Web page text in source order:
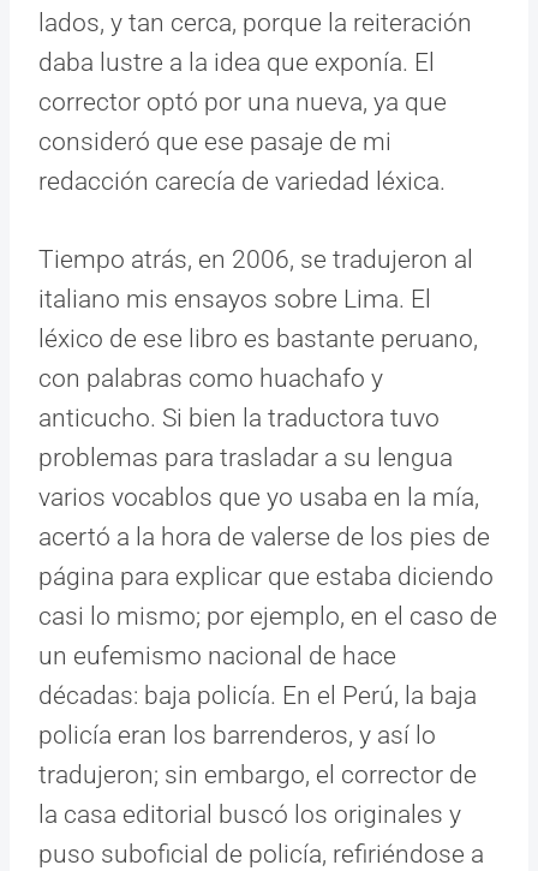
lados, y tan cerca, porque la reiteración
daba lustre a la idea que exponía. El
corrector optó por una nueva, ya que
consideró que ese pasaje de mi
redacción carecía de variedad léxica.
Tiempo atrás, en 2006, se tradujeron al
italiano mis ensayos sobre Lima. El
léxico de ese libro es bastante peruano,
con palabras como huachafo y
anticucho. Si bien la traductora tuvo
problemas para trasladar a su lengua
varios vocablos que yo usaba en la mía,
acertó a la hora de valerse de los pies de
página para explicar que estaba diciendo
casi lo mismo; por ejemplo, en el caso de
un eufemismo nacional de hace
décadas: baja policía. En el Perú, la baja
policía eran los barrenderos, y así lo
tradujeron; sin embargo, el corrector de
la casa editorial buscó los originales y
puso suboficial de policía, refiriéndose a